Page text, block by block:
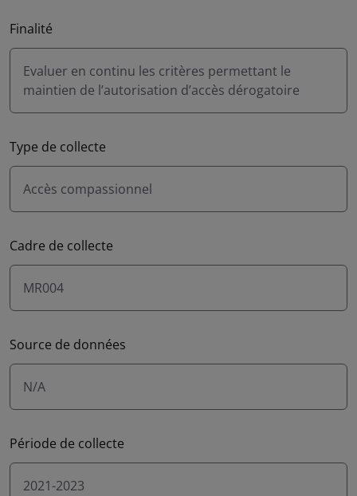
Finalité
Evaluer en continu les critères permettant le
maintien de l’autorisation d’accès dérogatoire
Type de collecte
Accès compassionnel
Cadre de collecte
MR004
Source de données
N/A
Période de collecte
2021-2023